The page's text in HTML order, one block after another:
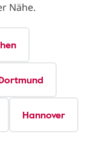
Nähe.
Hannover